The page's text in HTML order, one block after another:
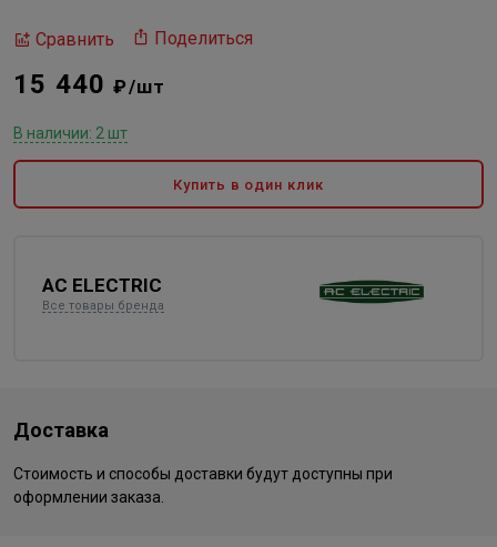
Сравнить Поделиться
15 440₽/шт
В наличии: 2 шт
Купить в один клик
AC ELECTRIC
Все товары бренда
Доставка
Стоимость и способы доставки будут доступны при
оформлении заказа.